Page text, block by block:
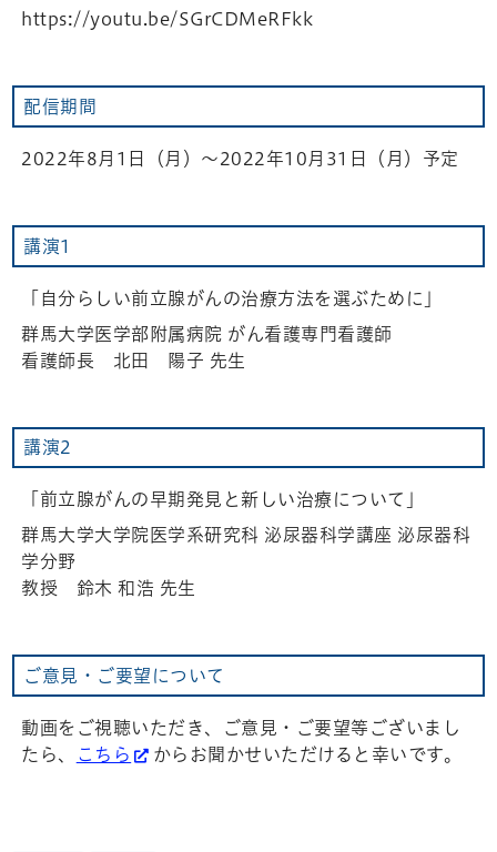
https://youtu.be/SGrCDMeRFkk
配信期間
2022年8月1日（月）～2022年10月31日（月）予定
講演1
「自分らしい前立腺がんの治療方法を選ぶために」
群馬大学医学部附属病院 がん看護専門看護師
看護師長 北田 陽子 先生
講演2
「前立腺がんの早期発見と新しい治療について」
群馬大学大学院医学系研究科 泌尿器科学講座 泌尿器科
学分野
教授 鈴木 和浩 先生
ご意見・ご要望について
動画をご視聴いただき、ご意見・ご要望等ございまし
たら、
こちら からお聞かせいただけると幸いです。